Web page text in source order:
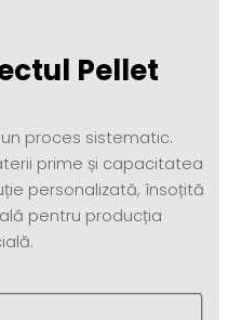
Pellet
proces sistematic.
prime și capacitatea
personalizată, însoțită
pentru producția